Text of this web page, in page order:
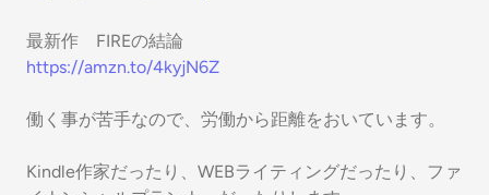
最新作 FIREの結論
https://amzn.to/4kyjN6Z
働く事が苦手なので、労働から距離をおいています。
Kindle作家だったり、WEBライティングだったり、ファ